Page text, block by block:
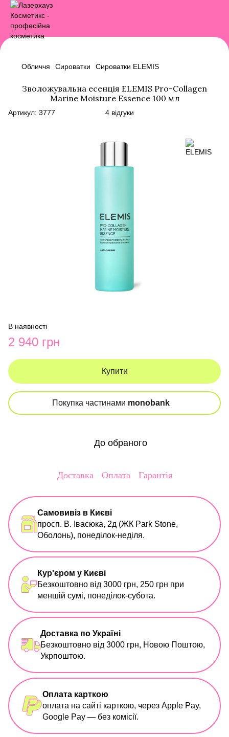
Обличчя Сироватки Сироватки ELEMIS
Зволожувальна есенція ELEMIS Pro-Collagen
Marine Moisture Essence 100 мл
Артикул: 3777 4 відгуки
В наявності
2 940 грн
Купити
Покупка частинами monobank
До обраного
Доставка Оплата Гарантія
Самовивіз в Києві
просп. В. Івасюка, 2д (ЖК Park Stone,
Оболонь), понеділок-неділя.
Кур'єром у Києві
Безкоштовно від 3000 грн, 250 грн при
меншій сумі, понеділок-субота.
Доставка по Україні
Безкоштовно від 3000 грн, Новою Поштою,
Укрпоштою.
Оплата карткою
оплата на сайті карткою, через Apple Pay,
Google Pay — без комісії.